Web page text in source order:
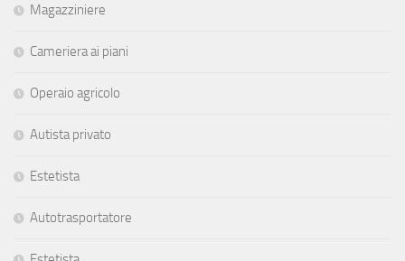
Magazziniere
Cameriera ai piani
Operaio agricolo
Autista privato
Estetista
Autotrasportatore